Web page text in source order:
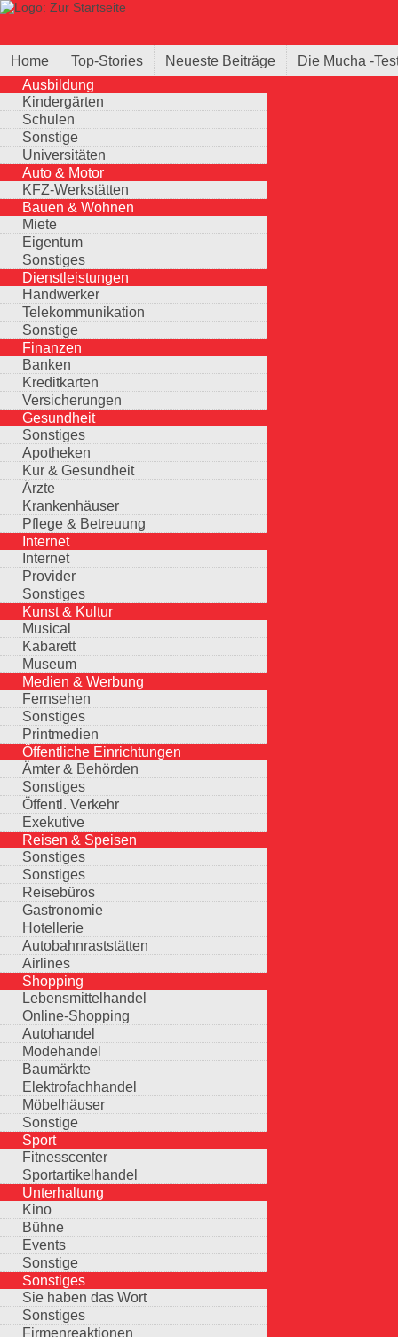
Direkt zum Inhalt
Home Top-Stories Neueste Beiträge
Die Mucha -
Ausbildung
Kindergärten
Schulen
Sonstige
Universitäten
Auto & Motor
KFZ-Werkstätten
Bauen & Wohnen
Miete
Eigentum
Sonstiges
Dienstleistungen
Handwerker
Telekommunikation
Sonstige
Finanzen
Banken
Kreditkarten
Versicherungen
Gesundheit
Sonstiges
Apotheken
Kur & Gesundheit
Ärzte
Krankenhäuser
Pflege & Betreuung
Internet
Internet
Provider
Sonstiges
Kunst & Kultur
Musical
Kabarett
Museum
Medien & Werbung
Fernsehen
Sonstiges
Printmedien
Öffentliche Einrichtungen
Ämter & Behörden
Sonstiges
Öffentl. Verkehr
Exekutive
Reisen & Speisen
Sonstiges
Sonstiges
Reisebüros
Gastronomie
Hotellerie
Autobahnraststätten
Airlines
Shopping
Lebensmittelhandel
Online-Shopping
Autohandel
Modehandel
Baumärkte
Elektrofachhandel
Möbelhäuser
Sonstige
Sport
Fitnesscenter
Sportartikelhandel
Unterhaltung
Kino
Bühne
Events
Sonstige
Sonstiges
Sie haben das Wort
Sonstiges
Firmenreaktionen